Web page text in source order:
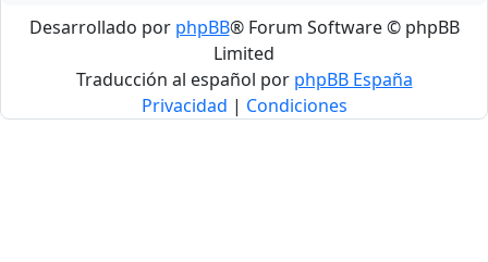
Desarrollado por phpBB® Forum Software © phpBB
Limited
Traducción al español por phpBB España
Privacidad | Condiciones